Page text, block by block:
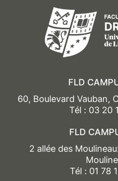
FLD
60, Boulevard Vauban,
Tél : 03 20
FLD
2 allée des
Tél : 01 78